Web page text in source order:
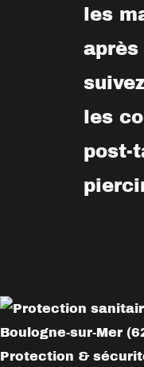
les
les
post-
Protection &